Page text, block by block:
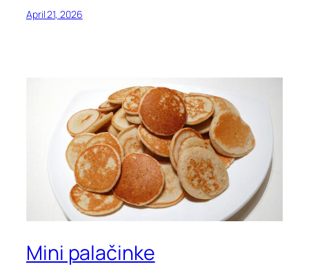
April 21, 2026
Mini palačinke